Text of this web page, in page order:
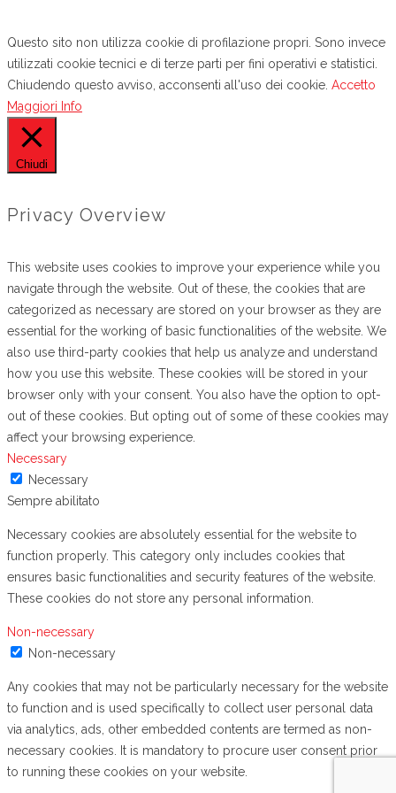
Questo sito non utilizza cookie di profilazione propri. Sono invece
utilizzati cookie tecnici e di terze parti per fini operativi e statistici.
Chiudendo questo avviso, acconsenti all'uso dei cookie. Accetto
Maggiori Info
Chiudi
Privacy Overview
This website uses cookies to improve your experience while you
navigate through the website. Out of these, the cookies that are
categorized as necessary are stored on your browser as they are
essential for the working of basic functionalities of the website. We
also use third-party cookies that help us analyze and understand
how you use this website. These cookies will be stored in your
browser only with your consent. You also have the option to opt-
out of these cookies. But opting out of some of these cookies may
affect your browsing experience.
Necessary
Necessary
Sempre abilitato
Necessary cookies are absolutely essential for the website to
function properly. This category only includes cookies that
ensures basic functionalities and security features of the website.
These cookies do not store any personal information.
Non-necessary
Non-necessary
Any cookies that may not be particularly necessary for the website
to function and is used specifically to collect user personal data
via analytics, ads, other embedded contents are termed as non-
necessary cookies. It is mandatory to procure user consent prior
to running these cookies on your website.